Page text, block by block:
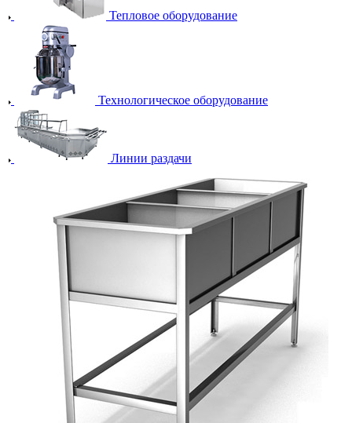
Тепловое оборудование
Технологическое оборудование
Линии раздачи